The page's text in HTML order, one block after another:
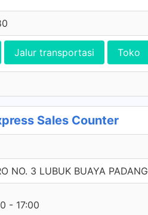
Jalur transportasi Toko
Sales Counter
NO. 3 LUBUK BUAYA PADANG
- 17:00